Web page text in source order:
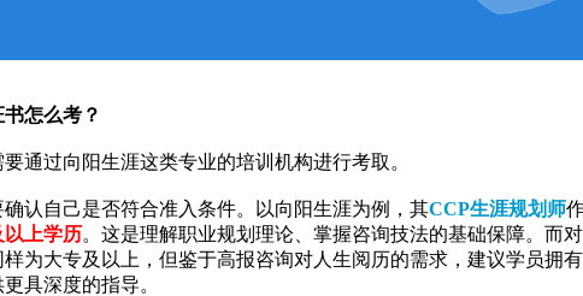
怎么考？
通过向阳生涯这类专业的培训机构进行考取。
认自己是否符合准入条件。以向阳生涯为例，其CCP生涯规划师
以上学历。这是理解职业规划理论、掌握咨询技法的基础保障。而
样为大专及以上，但鉴于高报咨询对人生阅历的需求，建议学员拥
具深度的指导。